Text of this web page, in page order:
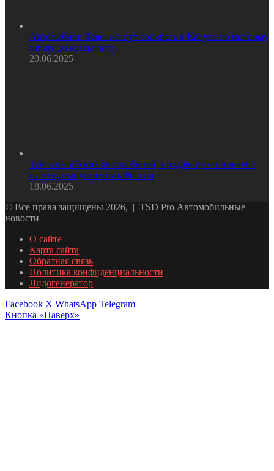
Автомобили Tenet начнут собирать в Калуге по полному
циклу до конца лета
20.06.2025
Треть китайских автомобилей, продающихся в нашей
стране, выпускается в России
18.06.2025
© Все права защищены 2026, | TSD Pro Автомобильные
новости
О сайте
Карта сайта
Обратная связь
Политика конфиденциальности
Лидогенератор
Facebook X WhatsApp Telegram
Кнопка «Наверх»